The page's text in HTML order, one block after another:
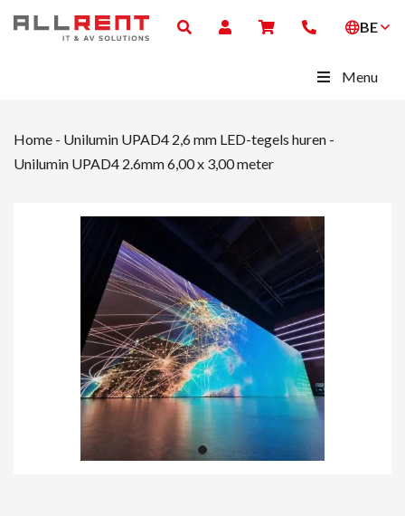
BE
Menu
Home - Unilumin UPAD4 2,6 mm LED-tegels huren -
Unilumin UPAD4 2.6mm 6,00 x 3,00 meter